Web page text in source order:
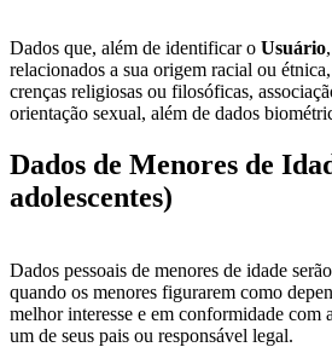
Dados que, além de identificar o Usuário
relacionados a sua origem racial ou
crenças religiosas ou filosóficas,
orientação sexual, além de dados
Dados de Menores de
adolescentes)
Dados pessoais de menores de idade
quando os menores figurarem como
melhor interesse e em conformidade com
um de seus pais ou responsável legal.